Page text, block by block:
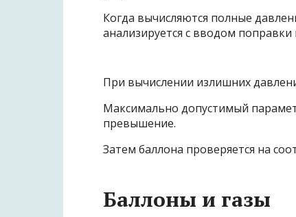
Когда вычисляются полные
анализируется с вводом
При вычислении излишних
Максимально допустимый
превышение.
Затем баллона проверяется на
Баллоны и газы